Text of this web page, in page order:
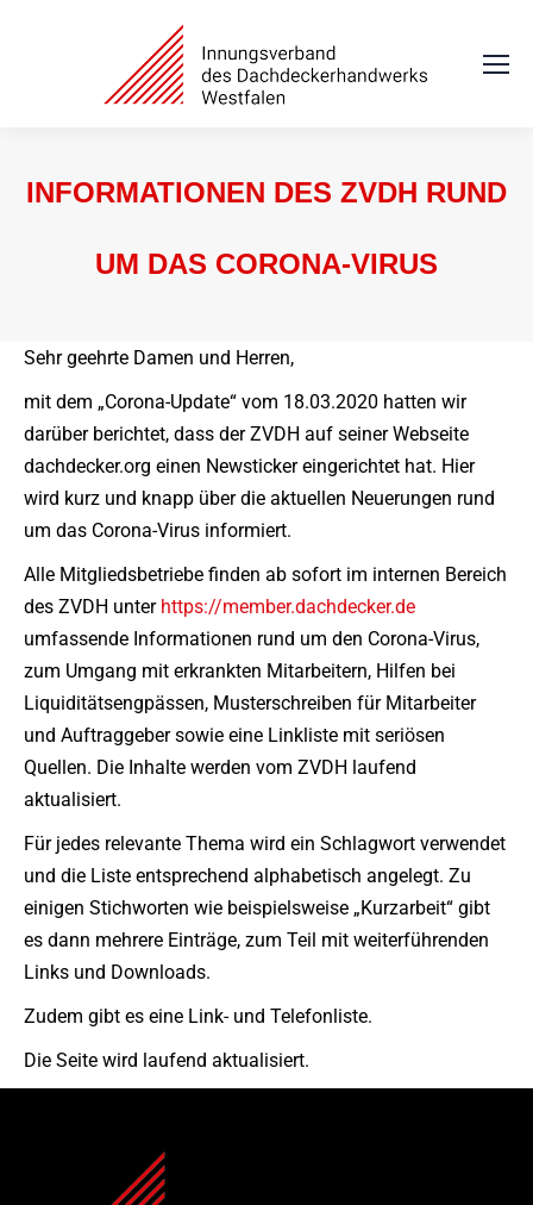
INFORMATIONEN DES ZVDH RUND
UM DAS CORONA-VIRUS
Sehr geehrte Damen und Herren,
mit dem „Corona-Update“ vom 18.03.2020 hatten wir
darüber berichtet, dass der ZVDH auf seiner Webseite
dachdecker.org einen Newsticker eingerichtet hat. Hier
wird kurz und knapp über die aktuellen Neuerungen rund
um das Corona-Virus informiert.
Alle Mitgliedsbetriebe finden ab sofort im internen Bereich
des ZVDH unter https://member.dachdecker.de
umfassende Informationen rund um den Corona-Virus,
zum Umgang mit erkrankten Mitarbeitern, Hilfen bei
Liquiditätsengpässen, Musterschreiben für Mitarbeiter
und Auftraggeber sowie eine Linkliste mit seriösen
Quellen. Die Inhalte werden vom ZVDH laufend
aktualisiert.
Für jedes relevante Thema wird ein Schlagwort verwendet
und die Liste entsprechend alphabetisch angelegt. Zu
einigen Stichworten wie beispielsweise „Kurzarbeit“ gibt
es dann mehrere Einträge, zum Teil mit weiterführenden
Links und Downloads.
Zudem gibt es eine Link- und Telefonliste.
Die Seite wird laufend aktualisiert.